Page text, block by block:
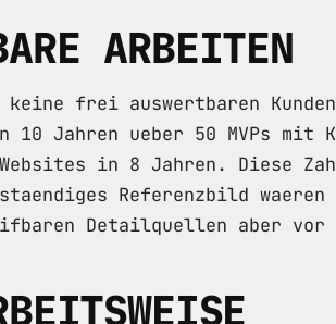
ARBEITEN
frei auswertbaren
Jahren ueber 50 MVPs mit
in 8 Jahren. Diese
Referenzbild
Detailquellen aber